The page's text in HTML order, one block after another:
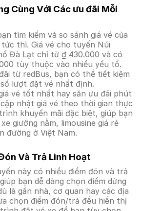
Cùng Với Các ưu đãi Mỗi
tìm kiếm và so sánh giá vé của
thì. Giá vé cho tuyến Núi
Đà Lạt chỉ từ ₫ 430.000 và có
tùy thuộc vào nhiều yếu tố.
từ redBus, bạn có thể tiết kiệm
lượt đặt vé nhất định.
vé tốt nhất hay săn ưu đãi phút
nhật giá vé theo thời gian thực
khuyến mãi đặc biệt, giúp bạn
giường nằm, limousine giá rẻ
đường ở Việt Nam.
Và Trả Linh Hoạt
này có nhiều điểm đón và trả
bạn dễ dàng chọn điểm dừng
là gần nhà, cơ quan hay các địa
chọn điểm đón/trả đều hiển thị